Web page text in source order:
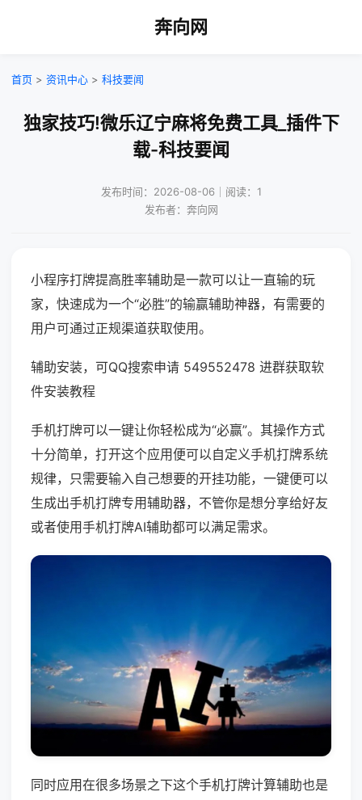
奔向网
首页 > 资讯中心 > 科技要闻
独家技巧!微乐辽宁麻将免费工具_插件下
载-科技要闻
发布时间：2026-08-06｜阅读：1
发布者：奔向网
小程序打牌提高胜率辅助是一款可以让一直输的玩
家，快速成为一个“必胜”的输赢辅助神器，有需要的
用户可通过正规渠道获取使用。
辅助安装，可QQ搜索申请 549552478 进群获取软
件安装教程
手机打牌可以一键让你轻松成为“必赢”。其操作方式
十分简单，打开这个应用便可以自定义手机打牌系统
规律，只需要输入自己想要的开挂功能，一键便可以
生成出手机打牌专用辅助器，不管你是想分享给好友
或者使用手机打牌AI辅助都可以满足需求。
同时应用在很多场景之下这个手机打牌计算辅助也是